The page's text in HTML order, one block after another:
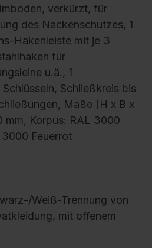
verkürzt, für
des Nackenschutzes, 1
Hakenleiste mit je 3
für
u.ä., 1
Schließkreis bis
Maße (H x B x
Korpus: RAL 3000
3000 Feuerrot
Weiß-Trennung von
mit offenem